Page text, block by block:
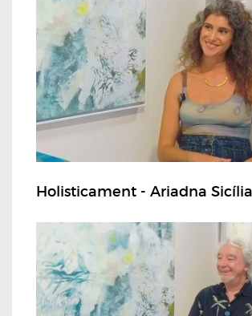
Holisticament - Ariadna Sicília